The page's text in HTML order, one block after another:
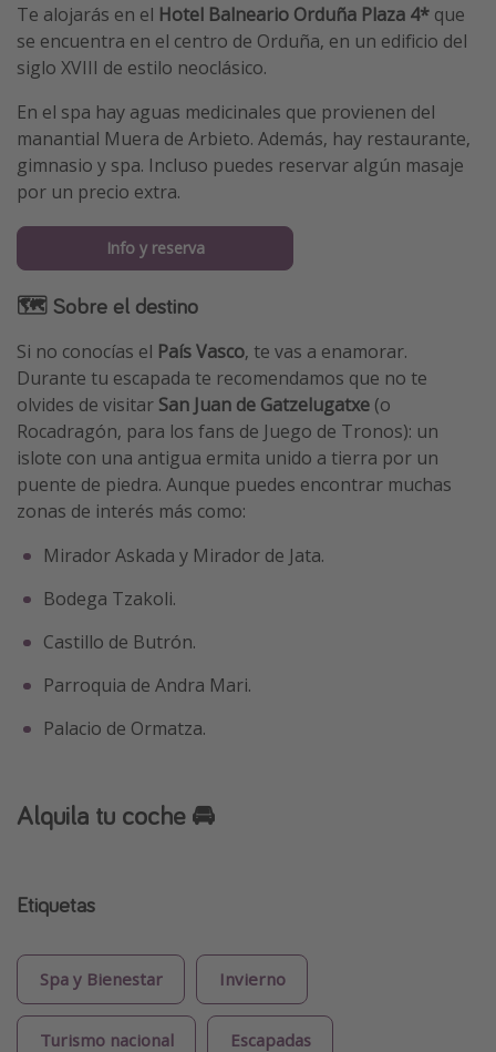
Te alojarás en el Hotel Balneario Orduña Plaza 4* que
se encuentra en el centro de Orduña, en un edificio del
siglo XVIII de estilo neoclásico.
En el spa hay aguas medicinales que provienen del
manantial Muera de Arbieto. Además, hay restaurante,
gimnasio y spa. Incluso puedes reservar algún masaje
por un precio extra.
Info y reserva
🗺️ Sobre el destino
Si no conocías el País Vasco, te vas a enamorar.
Durante tu escapada te recomendamos que no te
olvides de visitar San Juan de Gatzelugatxe (o
Rocadragón, para los fans de Juego de Tronos): un
islote con una antigua ermita unido a tierra por un
puente de piedra. Aunque puedes encontrar muchas
zonas de interés más como:
Mirador Askada y Mirador de Jata.
Bodega Tzakoli.
Castillo de Butrón.
Parroquia de Andra Mari.
Palacio de Ormatza.
Alquila tu coche 🚘
Etiquetas
Spa y Bienestar Invierno
Turismo nacional Escapadas